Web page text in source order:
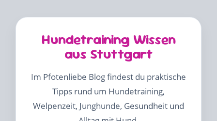
Hundetraining Wissen
aus Stuttgart
Im Pfotenliebe Blog findest du praktische
Tipps rund um Hundetraining,
Welpenzeit, Junghunde, Gesundheit und